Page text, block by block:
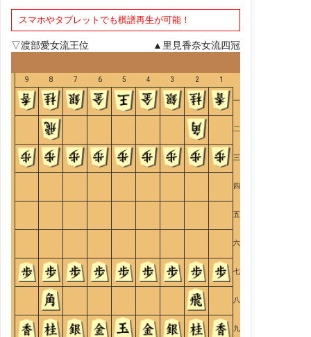
スマホやタブレットでも棋譜再生が可能！
▽渡部愛女流王位 ▲里見香奈女流四冠
9 8 7 6 5 4 3 2 1
一
二
三
四
五
六
七
八
九